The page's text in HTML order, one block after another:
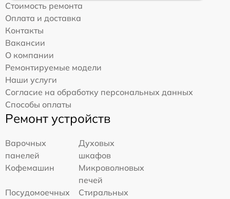
Стоимость ремонта
Оплата и доставка
Контакты
Вакансии
О компании
Ремонтируемые модели
Наши услуги
Согласие на обработку персональных данных
Способы оплаты
Ремонт устройств
Варочных
панелей
Духовых
шкафов
Кофемашин
Микроволновых
печей
Посудомоечных
Стиральных